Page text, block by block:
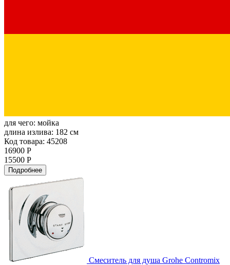
для чего: мойка
длина излива: 182 см
Код товара: 45208
16900 Р
15500 Р
Подробнее
Смеситель для душа Grohe Contromix